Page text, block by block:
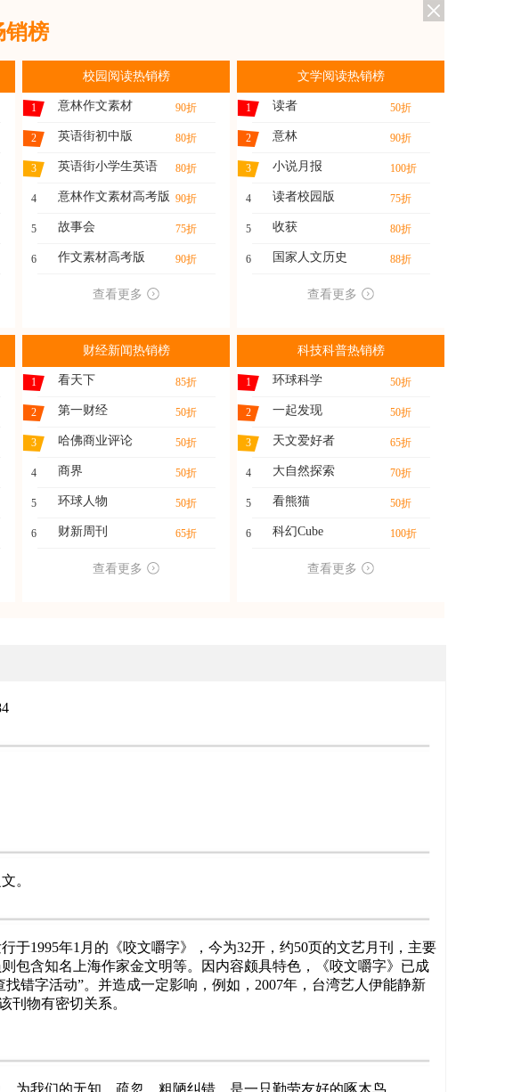
销榜
校园阅读热销榜
1 意林作文素材 90折
2 英语街初中版 80折
3 英语街小学生英语 80折
4 意林作文素材高考版 90折
5 故事会 75折
6 作文素材高考版 90折
查看更多
文学阅读热销榜
1 读者 50折
2 意林 90折
3 小说月报 100折
4 读者校园版 75折
5 收获 80折
6 国家人文历史 88折
查看更多
财经新闻热销榜
1 看天下 85折
2 第一财经 50折
3 哈佛商业评论 50折
4 商界 50折
5 环球人物 50折
6 财新周刊 65折
查看更多
科技科普热销榜
1 环球科学 50折
2 一起发现 50折
3 天文爱好者 65折
4 大自然探索 70折
5 看熊猫 50折
6 科幻Cube 100折
查看更多
。
于1995年1月的《咬文嚼字》，今为32开，约50页的文艺月刊，主要
包含知名上海作家金文明等。因内容颇具特色，《咬文嚼字》已成
错字活动”。并造成一定影响，例如，2007年，台湾艺人伊能静新
刊物有密切关系。
为我们的无知、疏忽、粗陋纠错，是一只勤劳友好的啄木鸟。